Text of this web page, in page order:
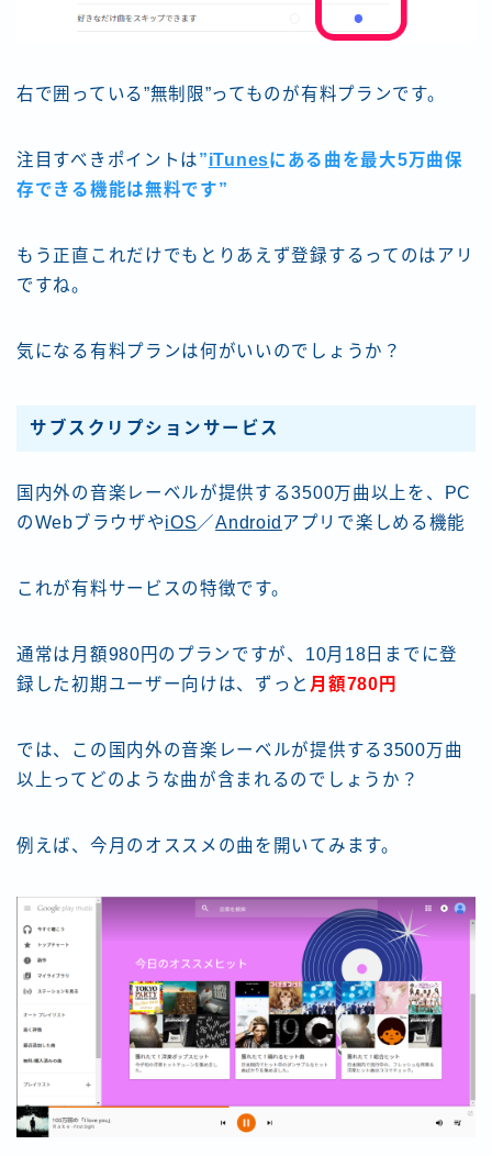
右で囲っている”無制限”ってものが有料プランです。
注目すべきポイントは”iTunesにある曲を最大5万曲保
存できる機能は無料です”
もう正直これだけでもとりあえず登録するってのはアリ
ですね。
気になる有料プランは何がいいのでしょうか？
サブスクリプションサービス
国内外の音楽レーベルが提供する3500万曲以上を、PC
のWebブラウザやiOS／Android アプリで楽しめる機能
これが有料サービスの特徴です。
通常は月額980円のプランですが、10月18日までに登
録した初期ユーザー向けは、ずっと 月額780円
では、この国内外の音楽レーベルが提供する3500万曲
以上ってどのような曲が含まれるのでしょうか？
例えば、今月のオススメの曲を開いてみます。